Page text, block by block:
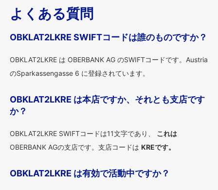
よくある質問
OBKLAT2LKRE SWIFTコードは誰のものですか？
OBKLAT2LKRE は OBERBANK AG のSWIFTコードです。Austria
のSparkassengasse 6 に登録されています。
OBKLAT2LKRE は本店ですか、それとも支店です
か？
OBKLAT2LKRE SWIFTコードは11文字であり、 これは
OBERBANK AGの支店です。支店コードは KREです。
OBKLAT2LKRE は有効で活動中ですか？